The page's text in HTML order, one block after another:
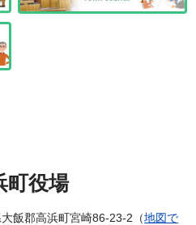
町役場
飯郡高浜町宮崎86-23-2（地図で